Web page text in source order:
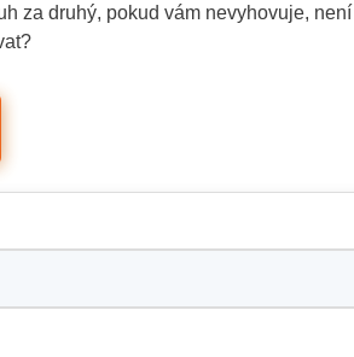
za druhý, pokud vám nevyhovuje,